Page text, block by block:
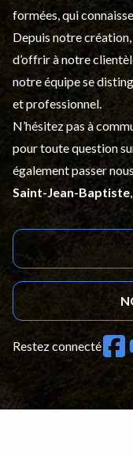
formées, qui
Depuis notre
d’offrir à notre
notre équipe se
et professionnel.
N’hésitez pas à
pour toute question
également passer
Saint-Jean-Baptiste
Restez connecté